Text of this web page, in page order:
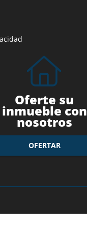
Oferte su
inmueble con
nosotros
OFERTAR